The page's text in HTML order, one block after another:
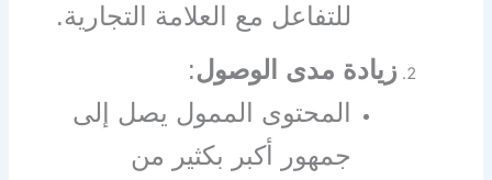
للتفاعل مع العلامة التجارية.
زيادة مدى الوصول:
المحتوى الممول يصل إلى
جمهور أكبر بكثير من